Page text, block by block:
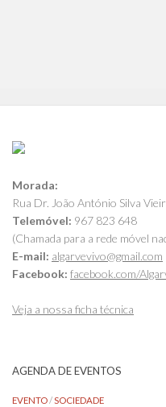
Morada:
Rua Dr. João António Silva
Telemóvel: 967 823 648
(Chamada para a rede móvel
E-mail: algarvevivo@gmail.com
Facebook: facebook.com/
Veja a nossa ficha técnica
AGENDA DE EVENTOS
EVENTO/SOCIEDADE